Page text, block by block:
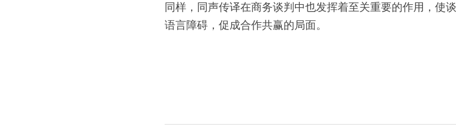
同样，同声传译在商务谈判中也发挥着至关重要的作用，使
语言障碍，促成合作共赢的局面。